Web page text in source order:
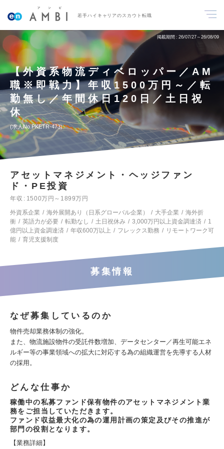
若手ハイキャリアのスカウト転職
掲載期間 26/07/27～26/08/09
【外資系物流ディベロッパー／AM
職※即戦力】年収1500万円～／転
勤無し／年間休日120日／土日祝
休
求人No.PKETR-473
アセットマネジメント・ヘッジファン
ド・PE投資
年収
1500万円～1899万円
外資系企業
海外展開あり（日系グローバル企業） 大手企業
海外折
衝
英語力が必要 転勤なし 土日祝休み 3,000万円以上資金調達済
1
億円以上資金調達済
年収600万以上 フレックス勤務
リモートワーク可
能
育児支援制度
募集情報
なぜ募集しているのか
物件売却業務体制の強化。
また、物流施設物件の受託件数増加、データセンター／再生可能エネ
ルギー等の事業領域への拡大に対応する為の組織運営を先導する人材
の採用。
どんな仕事か
稼働中の私募ファンド保有物件のアセットマネジメント業
務をご担当していただきます。
ファンド収益最大化の為の運用計画の策定及びその推進が
部門の役割となります。
【業務詳細】